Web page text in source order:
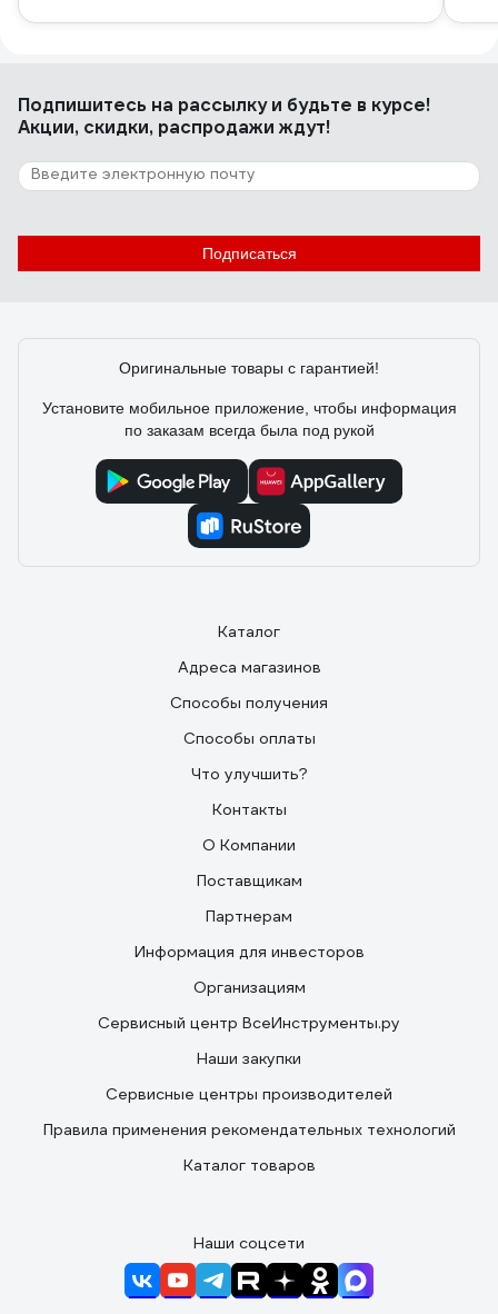
Подпишитесь на рассылкуи будьте в курсе!
Акции, скидки, распродажи ждут!
Подписаться
Оригинальные товары с гарантией!
Установите мобильное приложение, чтобы информация
по заказам всегда была под рукой
Каталог
Адреса магазинов
Способы получения
Способы оплаты
Что улучшить?
Контакты
О Компании
Поставщикам
Партнерам
Информация для инвесторов
Организациям
Сервисный центр ВсеИнструменты.ру
Наши закупки
Сервисные центры производителей
Правила применения рекомендательных технологий
Каталог товаров
Наши соцсети